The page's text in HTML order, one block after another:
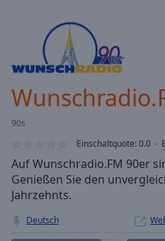
Current
Loaded
Stream
TypeLIVE
Seek to
currently
behind
liveLIVE
90s
Einschaltquote:0.0
Auf Wunschradio.FM 90er
Genießen Sie den
Jahrzehnts.
Deutsch